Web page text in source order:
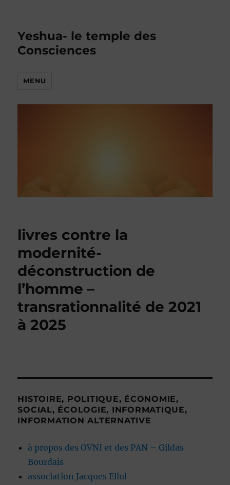
Yeshua- le temple des
Consciences
MENU
livres contre la
modernité-
déconstruction de
l’homme –
transrationnalité de 2021
à 2025
HISTOIRE, POLITIQUE, ÉCONOMIE,
SOCIAL, ÉCOLOGIE, INFORMATIQUE,
INFORMATION ALTERNATIVE
à propos des OVNI et des PAN – Gildas
Bourdais
association Jacques Ellul